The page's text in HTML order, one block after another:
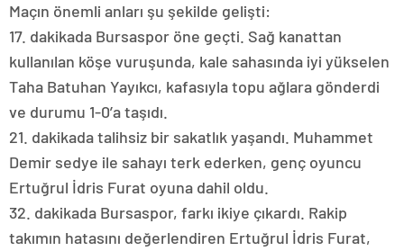
Maçın önemli anları şu şekilde gelişti:
17. dakikada Bursaspor öne geçti. Sağ kanattan
kullanılan köşe vuruşunda, kale sahasında iyi yükselen
Taha Batuhan Yayıkcı, kafasıyla topu ağlara gönderdi
ve durumu 1-0’a taşıdı.
21. dakikada talihsiz bir sakatlık yaşandı. Muhammet
Demir sedye ile sahayı terk ederken, genç oyuncu
Ertuğrul İdris Furat oyuna dahil oldu.
32. dakikada Bursaspor, farkı ikiye çıkardı. Rakip
takımın hatasını değerlendiren Ertuğrul İdris Furat,